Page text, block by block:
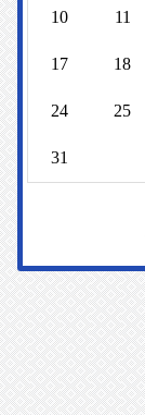
10 11
17 18
24 25
31